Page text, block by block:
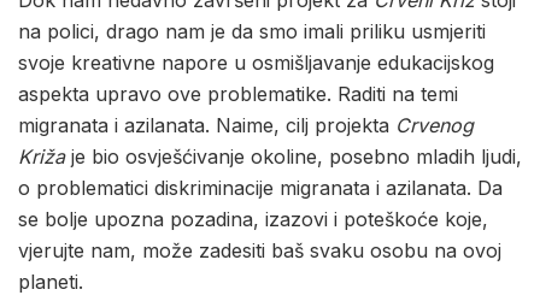
na polici, drago nam je da smo imali priliku usmjeriti
svoje kreativne napore u osmišljavanje edukacijskog
aspekta upravo ove problematike. Raditi na temi
migranata i azilanata. Naime, cilj projekta Crvenog
Križaje bio osvješćivanje okoline, posebno mladih ljudi,
o problematici diskriminacije migranata i azilanata. Da
se bolje upozna pozadina, izazovi i poteškoće koje,
vjerujte nam, može zadesiti baš svaku osobu na ovoj
planeti.